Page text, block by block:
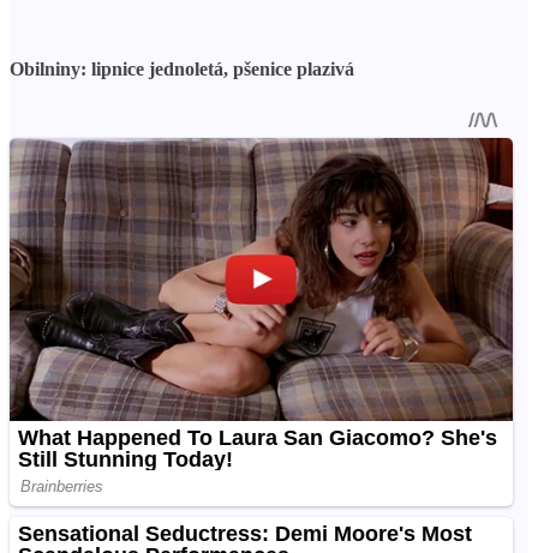
Obilniny: lipnice jednoletá, pšenice plazivá